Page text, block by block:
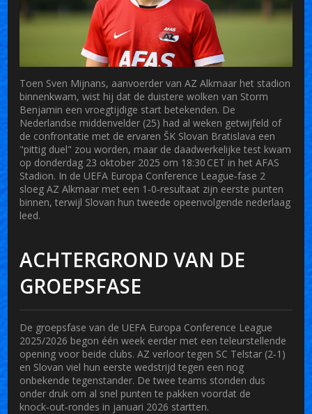
Toen Sven Mijnans, aanvoerder vanAZ Alkmaar het stadion
binnenkwam, wist hij dat de duistere wolken van Storm
Benjamin een vroegtijdige start betekenden. De
Nederlandse middenvelder (25) had al weken getwijfeld of
de confrontatie met de ervarenŠK Slovan Bratislava een
"pittig duel" zou worden, maar de daadwerkelijke test kwam
op donderdag 23 oktober 2025 om 18:30 CET in hetAFAS
Stadion. In de UEFA Europa Conference League‑fase 2
sloeg AZ Alkmaar met een 1‑0‑resultaat zijn eerste punten
binnen, terwijl Slovan hun tweede opeenvolgende nederlaag
leed.
ACHTERGROND VAN DE
GROEPSFASE
De groepsfase van de UEFA Europa Conference League
2025/2026 begon één week eerder met een teleurstellende
opening voor beide clubs. AZ verloor tegen SC Telstar (2‑1)
en Slovan viel hun eerste wedstrijd tegen een nog
onbekende tegenstander. De twee teams stonden dus
onder druk om al snel punten te pakken voordat de
knock‑out‑rondes in januari 2026 startten.